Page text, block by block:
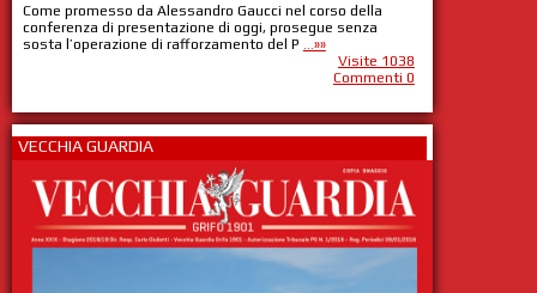
Come promesso da Alessandro Gaucci nel corso della
conferenza di presentazione di oggi, prosegue senza
sosta l’operazione di rafforzamento del P ...»»
Visite 1038
Commenti 0
VECCHIA GUARDIA